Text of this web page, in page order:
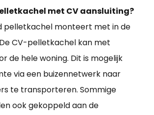
met CV aansluiting?
pelletkachel monteert met in de
CV-pelletkachel kan met
de hele woning. Dit is mogelijk
via een buizennetwerk naar
te transporteren. Sommige
ook gekoppeld aan de